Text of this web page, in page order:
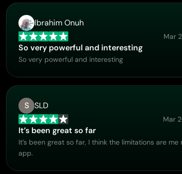
Ibrahim Onuh
Mar
So very powerful and interesting
So very powerful and interesting
S SLD
Mar
It’s been great so far
It’s been great so far, I think the limitations are me
app.